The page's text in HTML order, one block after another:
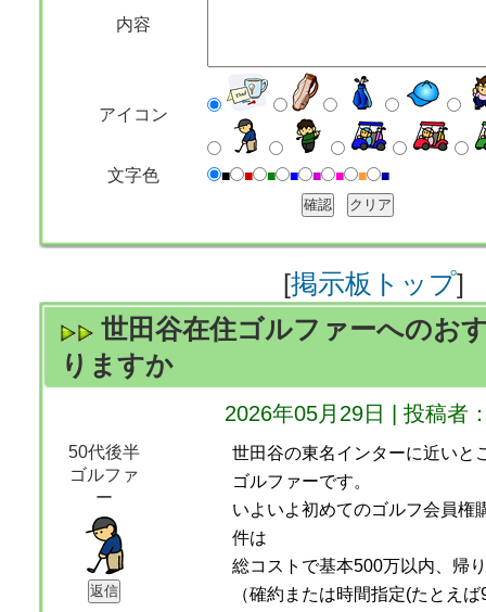
内容
アイコン
文字色 ■ ■ ■ ■ ■ ■ ■ ■
[掲示板トップ]
世田谷在住ゴルファーへのお
りますか
2026年05月29日 | 投稿者
50代後半
ゴルファ
ー
世田谷の東名インターに近いと
ゴルファーです。
いよいよ初めてのゴルフ会員権
件は
総コストで基本500万以内、帰
（確約または時間指定(たとえ